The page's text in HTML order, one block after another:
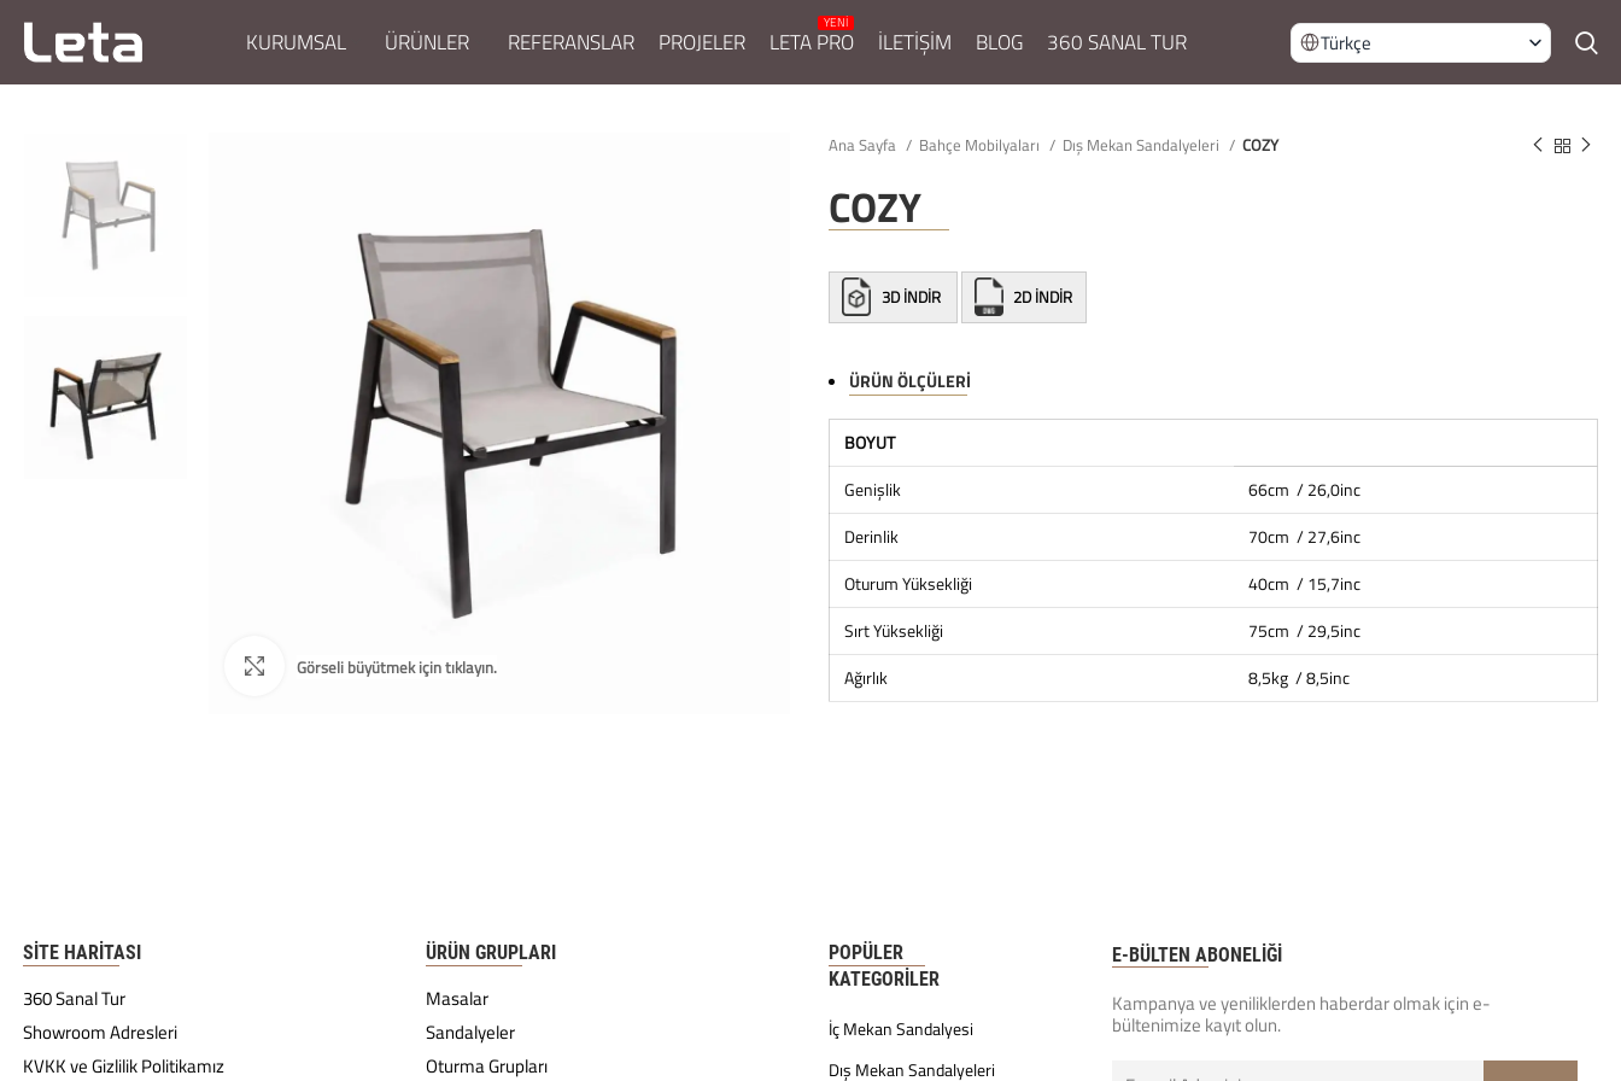
KURUMSAL ÜRÜNLER REFERANSLAR PROJELER LETA PRO İLETİŞİM BLOG 360 SANAL TUR Türkçe
Ana Sayfa Bahçe Mobilyaları Dış Mekan Sandalyeleri COZY
COZY
3D İNDİR 2D İNDİR
ÜRÜN ÖLÇÜLERI
BOYUT
Genişlik
66cm / 26,0inc
Derinlik
70cm / 27,6inc
Oturum Yüksekliği
40cm / 15,7inc
Sırt Yüksekliği
75cm / 29,5inc
Ağırlık
8,5kg / 8,5inc
SITE HARITASI
360 Sanal Tur
Showroom Adresleri
KVKK ve Gizlilik Politikamız
ÜRÜN GRUPLARI
Masalar
Sandalyeler
Oturma Grupları
POPÜLER
KATEGORILER
İç Mekan Sandalyesi
Dış Mekan Sandalyeleri
E-BÜLTEN ABONELİĞİ
Kampanya ve yeniliklerden haberdar olmak için e-
bültenimize kayıt olun.